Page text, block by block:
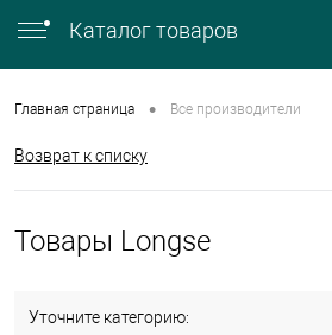
Каталог товаров
Главная страница • Все производители
Возврат к списку
Товары Longse
Уточните категорию: